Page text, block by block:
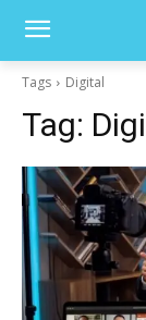
Tags Digital
Tag: